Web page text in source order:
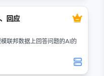
回应
联邦数据上回答问题的AI的